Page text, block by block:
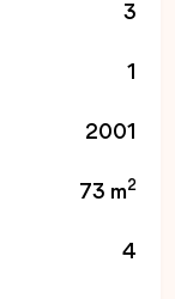
3
1
2001
73 m2
4